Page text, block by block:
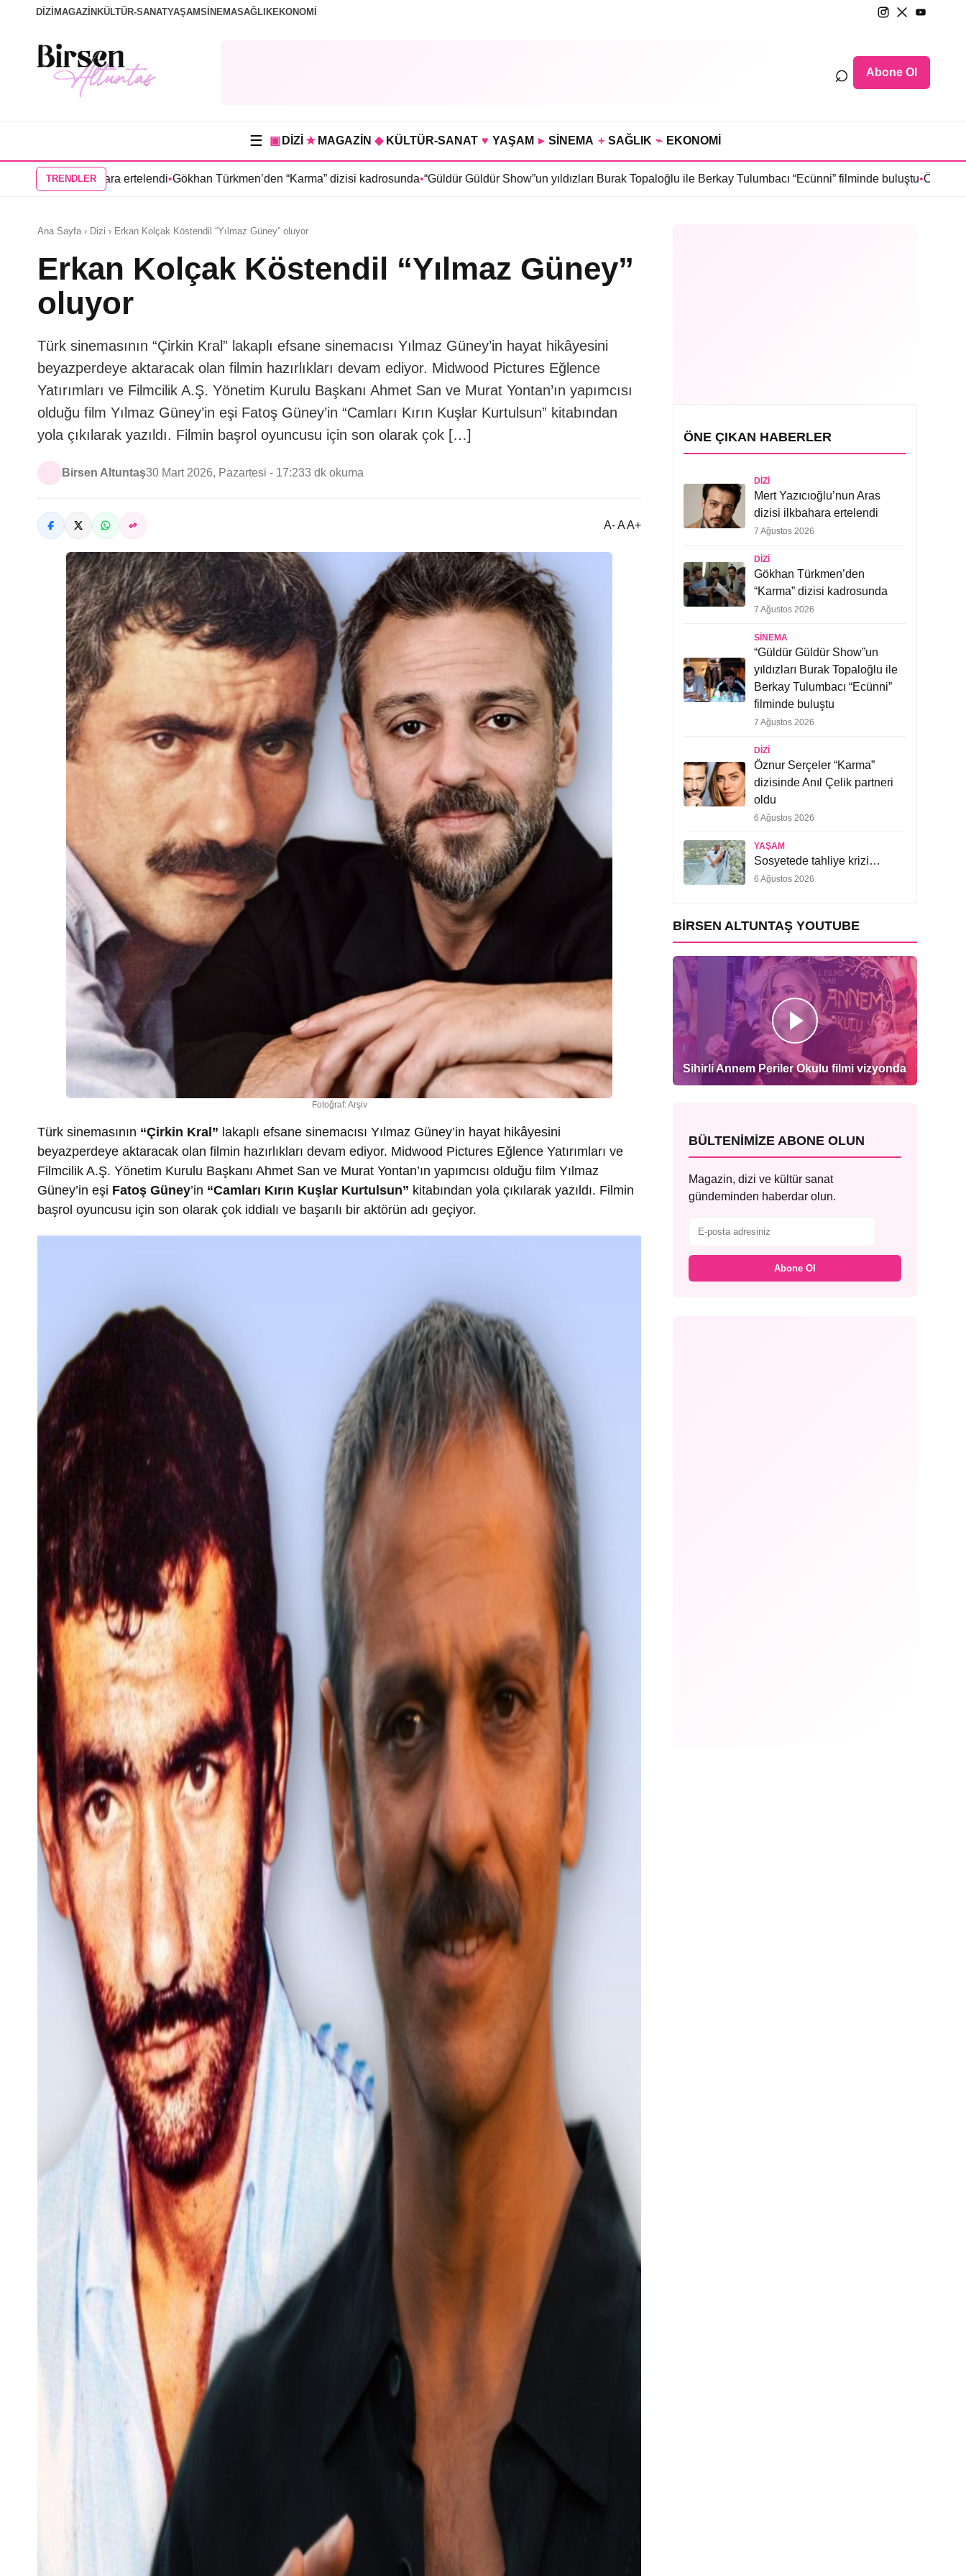
DİZİ MAGAZİN KÜLTÜR-SANATYAŞAMSİNEMASAĞLIKEKONOMİ
⌕ Abone Ol
☰ ▣ DİZİ ★ MAGAZİN ◆ KÜLTÜR-SANAT ♥ YAŞAM ▸ SİNEMA + SAĞLIK ⌁ EKONOMİ
TRENDLER
ilkbahara ertelendi Gökhan Türkmen’den “Karma” dizisi kadrosunda•“Güldür Güldür Show”un yıldızları Burak Topaloğlu ile Berkay Tulumbacı “Ecünni” filminde buluştu•Öznur Serçeler
Ana Sayfa › Dizi › Erkan Kolçak Köstendil “Yılmaz Güney” oluyor
Erkan Kolçak Köstendil “Yılmaz Güney”
oluyor
Türk sinemasının “Çirkin Kral” lakaplı efsane sinemacısı Yılmaz Güney’in hayat hikâyesini
beyazperdeye aktaracak olan filmin hazırlıkları devam ediyor. Midwood Pictures Eğlence
Yatırımları ve Filmcilik A.Ş. Yönetim Kurulu Başkanı Ahmet San ve Murat Yontan’ın yapımcısı
olduğu film Yılmaz Güney’in eşi Fatoş Güney’in “Camları Kırın Kuşlar Kurtulsun” kitabından
yola çıkılarak yazıldı. Filmin başrol oyuncusu için son olarak çok […]
Birsen Altuntaş30 Mart 2026, Pazartesi - 17:233 dk okuma
A- A A+
Fotoğraf: Arşiv
Türk sinemasının “Çirkin Kral” lakaplı efsane sinemacısı Yılmaz Güney’in hayat hikâyesini
beyazperdeye aktaracak olan filmin hazırlıkları devam ediyor. Midwood Pictures Eğlence Yatırımları ve
Filmcilik A.Ş. Yönetim Kurulu Başkanı Ahmet San ve Murat Yontan’ın yapımcısı olduğu film Yılmaz
Güney’in eşi Fatoş Güney’in “Camları Kırın Kuşlar Kurtulsun” kitabından yola çıkılarak yazıldı. Filmin
başrol oyuncusu için son olarak çok iddialı ve başarılı bir aktörün adı geçiyor.
ÖNE ÇIKAN HABERLER
DIZI
Mert Yazıcıoğlu’nun Aras
dizisi ilkbahara ertelendi
7 Ağustos 2026
DIZI
Gökhan Türkmen’den
“Karma” dizisi kadrosunda
7 Ağustos 2026
SINEMA
“Güldür Güldür Show”un
yıldızları Burak Topaloğlu ile
Berkay Tulumbacı “Ecünni”
filminde buluştu
7 Ağustos 2026
DIZI
Öznur Serçeler “Karma”
dizisinde Anıl Çelik partneri
oldu
6 Ağustos 2026
YAŞAM
Sosyetede tahliye krizi…
6 Ağustos 2026
BIRSEN ALTUNTAŞ YOUTUBE
Sihirli Annem Periler Okulu filmi vizyonda
BÜLTENIMIZE ABONE OLUN
Magazin, dizi ve kültür sanat
gündeminden haberdar olun.
Abone Ol